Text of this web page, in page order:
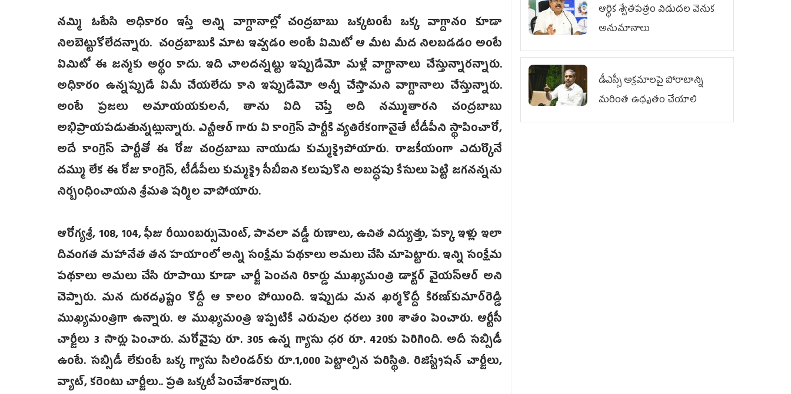
నమ్మి ఓటేసి అధికారం ఇస్తే అన్ని వాగ్దానాల్లో చంద్రబాబు ఒక్కటంటే ఒక్క వాగ్దానం కూడా
నిలబెట్టుకోలేదన్నారు. చంద్రబాబుకి మాట ఇవ్వడం అంటే ఏమిటో ఆ మీట మీద నిలబడడం అంటే
ఏమిటో ఈ జన్మకు అర్థం కాదు. ఇది చాలదన్నట్టు ఇప్పుడేమో మళ్లీ వాగ్దానాలు చేస్తున్నారన్నారు.
అధికారం ఉన్నప్పుడే ఏమీ చేయలేదు కాని ఇప్పుడేమో అన్నీ చేస్తామని వాగ్దానాలు చేస్తున్నారు.
అంటే ప్రజలు అమాయయకులనీ, తాను ఏది చెప్తే అది నమ్ముతారని చంద్రబాబు
అభిప్రాయపడుతున్నట్లున్నారు. ఎన్టీఆర్ గారు ఏ కాంగ్రెస్ పార్టీకి వ్యతిరేకంగానైతే టీడీపీని స్థాపించారో,
అదే కాంగ్రెస్ పార్టీతో ఈ రోజు చంద్రబాబు నాయుడు కుమ్మక్కైపోయారు. రాజకీయంగా ఎదుర్కొనే
దమ్ము లేక ఈ రోజు కాంగ్రెస్, టీడీపీలు కుమ్మక్కై సీబీఐని కలుపుకొని అబద్ధపు కేసులు పెట్టి జగనన్నను
నిర్బంధించాయని శ్రీమతి షర్మిల వాపోయారు.
ఆరోగ్యశ్రీ, 108, 104, ఫీజు రీయింబర్సుమెంట్, పావలా వడ్డీ రుణాలు, ఉచిత విద్యుత్తు, పక్కా ఇళ్లు ఇలా
దివంగత మహానేత తన హయాంలో అన్ని సంక్షేమ పథకాలు అమలు చేసి చూపెట్టారు. ఇన్ని సంక్షేమ
పథకాలు అమలు చేసి రూపాయి కూడా చార్జీ పెంచని రికార్డు ముఖ్యమంత్రి డాక్టర్ వైయస్ఆర్ అని
చెప్పారు. మన దురదృష్టం కొద్దీ ఆ కాలం పోయింది. ఇప్పుడు మన ఖర్మకొద్దీ కిరణ్‌కుమార్‌రెడ్డి
ముఖ్యమంత్రిగా ఉన్నారు. ఆ ముఖ్యమంత్రి ఇప్పటికే ఎరువుల ధరలు 300 శాతం పెంచారు. ఆర్టీసీ
చార్జీలు 3 సార్లు పెంచారు. మరోవైపు రూ. 305 ఉన్న గ్యాసు ధర రూ. 420కు పెరిగింది. అదీ సబ్సిడీ
ఉంటే. సబ్సిడీ లేకుంటే ఒక్క గ్యాసు సిలిండర్‌కు రూ.1,000 పెట్టాల్సిన పరిస్థితి. రిజిస్ట్రేషన్ చార్జీలు,
వ్యాట్, కరెంటు చార్జీలు.. ప్రతి ఒక్కటీ పెంచేశారన్నారు.
ఆర్థిక శ్వేతపత్రం విడుదల వెనుక
అనుమానాలు
డీఎస్సీ అక్రమాలపై పోరాటాన్ని
మరింత ఉధృతం చేయాలి